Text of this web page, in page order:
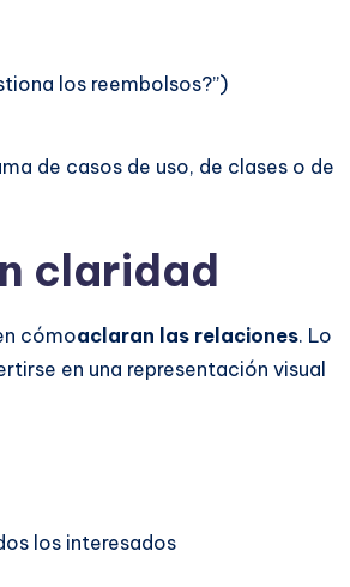
los reembolsos?”)
de casos de uso, de clases o de
claridad
cómoaclaran las relaciones. Lo
en una representación visual
los interesados